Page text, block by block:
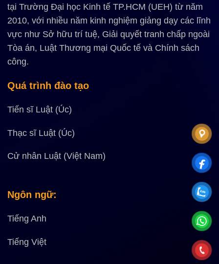
tại Trường Đại học Kinh tế TP.HCM (UEH) từ năm
2010, với nhiều năm kinh nghiệm giảng dạy các lĩnh
vực như Sở hữu trí tuệ, Giải quyết tranh chấp ngoài
Tòa án, Luật Thương mại Quốc tế và Chính sách
công.
Quá trình đào tạo
Tiến sĩ Luật (Úc)
Thạc sĩ Luật (Úc)
Cử nhân Luật (Việt Nam)
Ngôn ngữ:
Tiếng Anh
Tiếng Việt